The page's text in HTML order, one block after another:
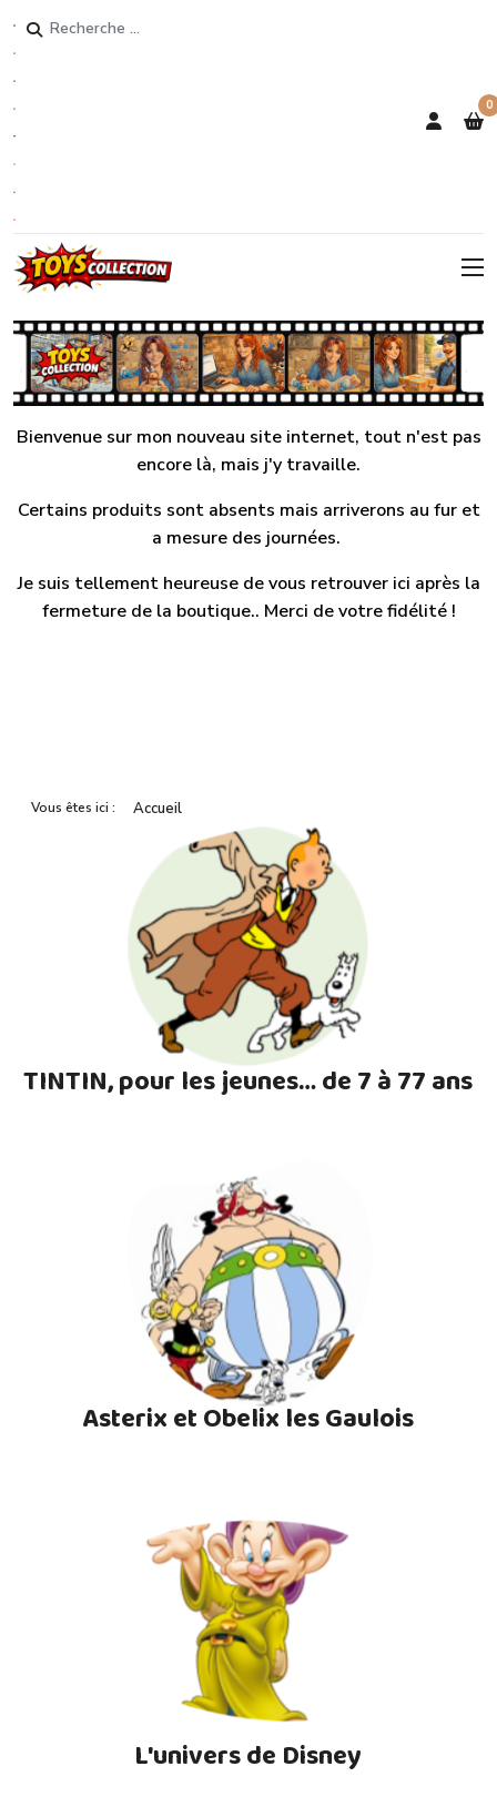
Rechercher
0
Bienvenue sur mon nouveau site internet, tout n'est pas
encore là, mais j'y travaille.
Certains produits sont absents mais arriverons au fur et
a mesure des journées.
Je suis tellement heureuse de vous retrouver ici après la
fermeture de la boutique.. Merci de votre fidélité !
Vous êtes ici : Accueil
TINTIN, pour les jeunes… de 7 à 77 ans
Asterix et Obelix les Gaulois
L'univers de Disney